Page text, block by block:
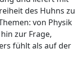
des Huhns zu
von Physik
zur Frage,
fühlt als auf der